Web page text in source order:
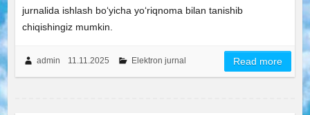
jurnalida ishlash bo‘yicha yo‘riqnoma bilan tanishib
chiqishingiz mumkin.
admin 11.11.2025 Elektron jurnal Read more